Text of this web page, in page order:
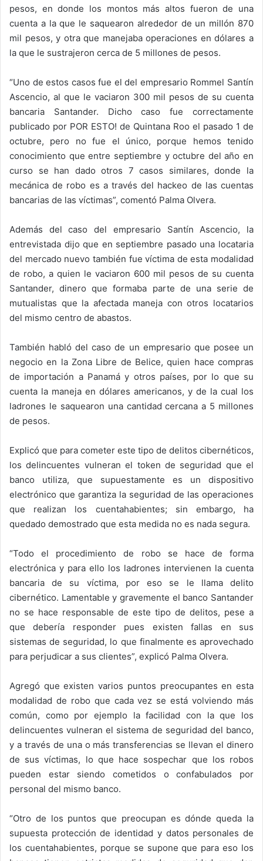
pesos, en donde los montos más altos fueron de una
cuenta a la que le saquearon alrededor de un millón 870
mil pesos, y otra que manejaba operaciones en dólares a
la que le sustrajeron cerca de 5 millones de pesos.
“Uno de estos casos fue el del empresario Rommel Santín
Ascencio, al que le vaciaron 300 mil pesos de su cuenta
bancaria Santander. Dicho caso fue correctamente
publicado por POR ESTO! de Quintana Roo el pasado 1 de
octubre, pero no fue el único, porque hemos tenido
conocimiento que entre septiembre y octubre del año en
curso se han dado otros 7 casos similares, donde la
mecánica de robo es a través del hackeo de las cuentas
bancarias de las víctimas”, comentó Palma Olvera.
Además del caso del empresario Santín Ascencio, la
entrevistada dijo que en septiembre pasado una locataria
del mercado nuevo también fue víctima de esta modalidad
de robo, a quien le vaciaron 600 mil pesos de su cuenta
Santander, dinero que formaba parte de una serie de
mutualistas que la afectada maneja con otros locatarios
del mismo centro de abastos.
También habló del caso de un empresario que posee un
negocio en la Zona Libre de Belice, quien hace compras
de importación a Panamá y otros países, por lo que su
cuenta la maneja en dólares americanos, y de la cual los
ladrones le saquearon una cantidad cercana a 5 millones
de pesos.
Explicó que para cometer este tipo de delitos cibernéticos,
los delincuentes vulneran el token de seguridad que el
banco utiliza, que supuestamente es un dispositivo
electrónico que garantiza la seguridad de las operaciones
que realizan los cuentahabientes; sin embargo, ha
quedado demostrado que esta medida no es nada segura.
“Todo el procedimiento de robo se hace de forma
electrónica y para ello los ladrones intervienen la cuenta
bancaria de su víctima, por eso se le llama delito
cibernético. Lamentable y gravemente el banco Santander
no se hace responsable de este tipo de delitos, pese a
que debería responder pues existen fallas en sus
sistemas de seguridad, lo que finalmente es aprovechado
para perjudicar a sus clientes”, explicó Palma Olvera.
Agregó que existen varios puntos preocupantes en esta
modalidad de robo que cada vez se está volviendo más
común, como por ejemplo la facilidad con la que los
delincuentes vulneran el sistema de seguridad del banco,
y a través de una o más transferencias se llevan el dinero
de sus víctimas, lo que hace sospechar que los robos
pueden estar siendo cometidos o confabulados por
personal del mismo banco.
“Otro de los puntos que preocupan es dónde queda la
supuesta protección de identidad y datos personales de
los cuentahabientes, porque se supone que para eso los